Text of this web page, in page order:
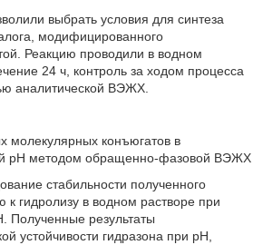
выбрать условия для синтеза
модифицированного
Реакцию проводили в водном
24 ч, контроль за ходом процесса
аналитической ВЭЖХ.
молекулярных конъюгатов в
pH методом обращенно-фазовой ВЭЖХ
стабильности полученного
к гидролизу в водном растворе при
Полученные результаты
устойчивости гидразона при рН,